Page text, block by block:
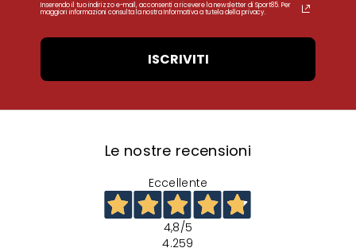
Inserendo il tuo indirizzo e-mail, acconsenti a ricevere la newsletter di Sport85. Per
maggiori informazioni consulta la nostra Informativa a tutela della privacy.
ISCRIVITI
Le nostre recensioni
Eccellente
4,8/5
4.259